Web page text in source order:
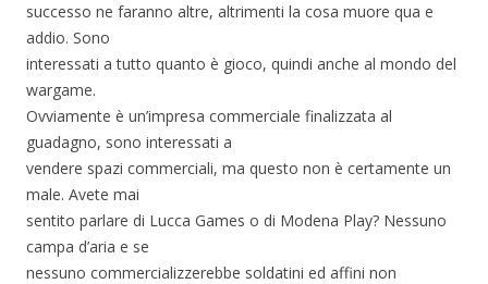
successo ne faranno altre, altrimenti la cosa muore qua e
addio. Sono
interessati a tutto quanto è gioco, quindi anche al mondo del
wargame.
Ovviamente è un’impresa commerciale finalizzata al
guadagno, sono interessati a
vendere spazi commerciali, ma questo non è certamente un
male. Avete mai
sentito parlare di Lucca Games o di Modena Play? Nessuno
campa d’aria e se
nessuno commercializzerebbe soldatini ed affini non